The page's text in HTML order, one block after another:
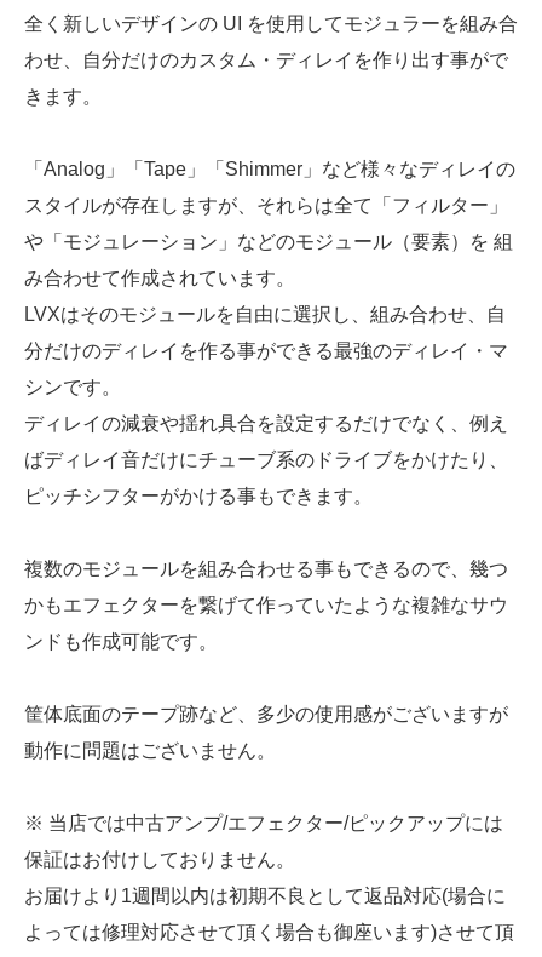
全く新しいデザインの UI を使用してモジュラーを組み合
わせ、自分だけのカスタム・ディレイを作り出す事がで
きます。
「Analog」「Tape」「Shimmer」など様々なディレイの
スタイルが存在しますが、それらは全て「フィルター」
や「モジュレーション」などのモジュール（要素）を 組
み合わせて作成されています。
LVXはそのモジュールを自由に選択し、組み合わせ、自
分だけのディレイを作る事ができる最強のディレイ・マ
シンです。
ディレイの減衰や揺れ具合を設定するだけでなく、例え
ばディレイ音だけにチューブ系のドライブをかけたり、
ピッチシフターがかける事もできます。
複数のモジュールを組み合わせる事もできるので、幾つ
かもエフェクターを繋げて作っていたような複雑なサウ
ンドも作成可能です。
筐体底面のテープ跡など、多少の使用感がございますが
動作に問題はございません。
※ 当店では中古アンプ/エフェクター/ピックアップには
保証はお付けしておりません。
お届けより1週間以内は初期不良として返品対応(場合に
よっては修理対応させて頂く場合も御座います)させて頂